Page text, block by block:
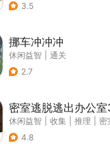
3.5
挪车冲冲冲
休闲益智
通关
2.7
密室逃脱逃出办公室
休闲益智 收集 推理
密
4.8